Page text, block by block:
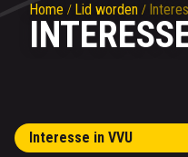
Home Lid worden
Interesse in VVU